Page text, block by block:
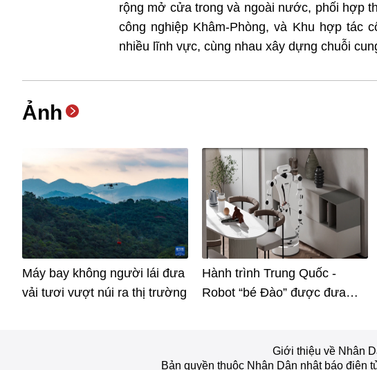
rộng mở cửa trong và ngoài nước, phối hợp
công nghiệp Khâm-Phòng, và Khu hợp tác
nhiều lĩnh vực, cùng nhau xây dựng chuỗi
Ảnh
Máy bay không người lái đưa
vải tươi vượt núi ra thị trường
Hành trình Trung Quốc -
Robot “bé Đào” được đưa
tại trường học đào tạo ảo
Giới thiệu về Nhân
Bản quyền thuộc Nhân Dân nhật báo điện